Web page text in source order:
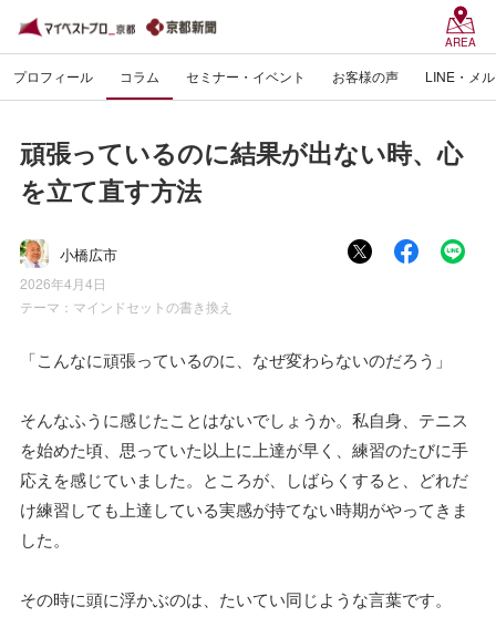
AREA
プロフィール コラム セミナー・イベント お客様の声 LINE・メ
頑張っているのに結果が出ない時、心
を立て直す方法
小橋広市
2026年4月4日
テーマ： マインドセットの書き換え
「こんなに頑張っているのに、なぜ変わらないのだろう」
そんなふうに感じたことはないでしょうか。私自身、テニス
を始めた頃、思っていた以上に上達が早く、練習のたびに手
応えを感じていました。ところが、しばらくすると、どれだ
け練習しても上達している実感が持てない時期がやってきま
した。
その時に頭に浮かぶのは、たいてい同じような言葉です。